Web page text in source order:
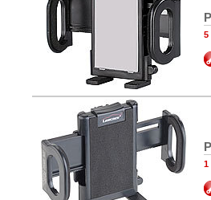
5
1